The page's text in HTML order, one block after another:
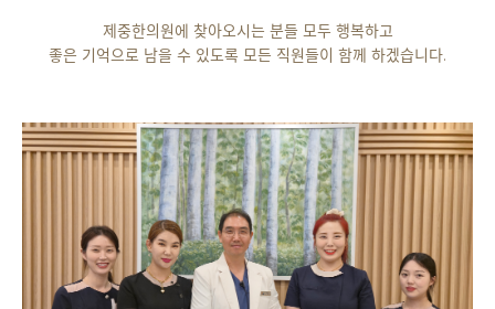
제중한의원에 찾아오시는 분들 모두 행복하고
좋은 기억으로 남을 수 있도록 모든 직원들이 함께 하겠습니다.